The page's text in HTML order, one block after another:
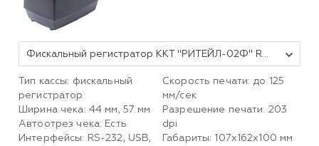
Фискальный регистратор ККТ "РИТЕЙЛ-02Ф" RS/USB с раз. ДЯ с автоотрезчиком (черный) без ФН ФФД 1.2
Тип кассы: фискальный
регистратор
Ширина чека: 44 мм, 57 мм
Автоотрез чека: Есть
Интерфейсы: RS-232, USB,
Скорость печати: до 125
мм/сек
Разрешение печати: 203
dpi
Габариты: 107х162х100 мм